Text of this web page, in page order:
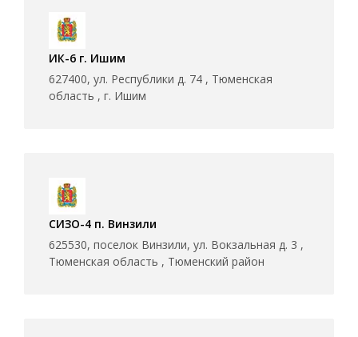
ИК-6 г. Ишим
627400, ул. Республики д. 74 , Тюменская
область , г. Ишим
СИЗО-4 п. Винзили
625530, поселок Винзили, ул. Вокзальная д. 3 ,
Тюменская область , Тюменский район